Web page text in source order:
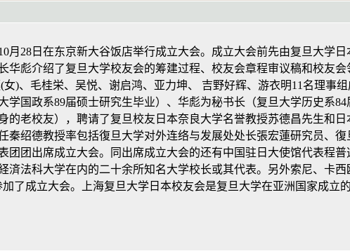
月28日在东京新大谷饭店举行成立大会。成立大会前先由复旦大学
华彪介绍了复旦大学校友会的筹建过程、校友会章程审议稿和校友
)、毛桂栄、吴悦、谢启鸿、亚力坤、 吉野好辉、游衣明11名理事
学国政系89届硕士研究生毕业）、华彪为秘书长（复旦大学历史系
的老校友），聘请了复旦校友日本奈良大学名誉教授苏德昌先生和
秦绍德教授率包括復旦大学对外连络与发展处处长張宏蓮研究员、
团团出席成立大会。同出席成立大会的还有中国驻日大使馆代表程
済法科大学在内的二十余所知名大学校长或其代表。另外索尼、卡
了成立大会。上海复旦大学日本校友会是复旦大学在亚洲国家成立